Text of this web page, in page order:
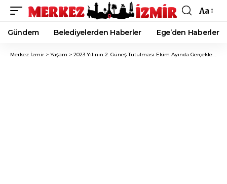
Font
Resizer
Aa
Gündem Belediyelerden Haberler Ege’den Haberler
Merkez İzmir > Yaşam > 2023 Yılının 2. Güneş Tutulması Ekim Ayında Gerçekleşecek!